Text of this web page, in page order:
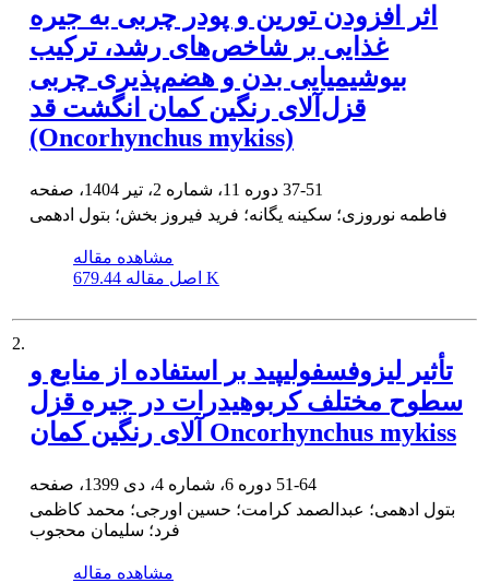
اثر افزودن تورین و پودر چربی به جیره
غذایی بر شاخص‌های رشد، ترکیب
بیوشیمیایی بدن و هضم‌پذیری چربی
قزل‌آلای رنگین کمان انگشت قد
(Oncorhynchus mykiss)
37-51
فاطمه نوروزی؛ سکینه یگانه؛ فرید فیروز بخش؛ بتول ادهمی
مشاهده مقاله
اصل مقاله 679.44 K
2.
تأثیر لیزوفسفولیپید بر استفاده از منابع و
سطوح مختلف کربوهیدرات در جیره قزل
آلای رنگین کمان Oncorhynchus mykiss
51-64
بتول ادهمی؛ عبدالصمد کرامت؛ حسین اورجی؛ محمد کاظمی
فرد؛ سلیمان محجوب
مشاهده مقاله